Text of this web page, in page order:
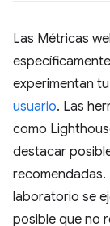
Las Métricas
experimentan
usuario. Las
como
destacar
recomendadas.
laboratorio se
posible que no